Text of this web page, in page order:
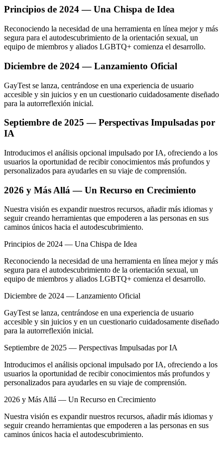
Principios de 2024 — Una Chispa de Idea
Reconociendo la necesidad de una herramienta en línea mejor y más
segura para el autodescubrimiento de la orientación sexual, un
equipo de miembros y aliados LGBTQ+ comienza el desarrollo.
Diciembre de 2024 — Lanzamiento Oficial
GayTest se lanza, centrándose en una experiencia de usuario
accesible y sin juicios y en un cuestionario cuidadosamente diseñado
para la autorreflexión inicial.
Septiembre de 2025 — Perspectivas Impulsadas por
IA
Introducimos el análisis opcional impulsado por IA, ofreciendo a los
usuarios la oportunidad de recibir conocimientos más profundos y
personalizados para ayudarles en su viaje de comprensión.
2026 y Más Allá — Un Recurso en Crecimiento
Nuestra visión es expandir nuestros recursos, añadir más idiomas y
seguir creando herramientas que empoderen a las personas en sus
caminos únicos hacia el autodescubrimiento.
Principios de 2024 — Una Chispa de Idea
Reconociendo la necesidad de una herramienta en línea mejor y más
segura para el autodescubrimiento de la orientación sexual, un
equipo de miembros y aliados LGBTQ+ comienza el desarrollo.
Diciembre de 2024 — Lanzamiento Oficial
GayTest se lanza, centrándose en una experiencia de usuario
accesible y sin juicios y en un cuestionario cuidadosamente diseñado
para la autorreflexión inicial.
Septiembre de 2025 — Perspectivas Impulsadas por IA
Introducimos el análisis opcional impulsado por IA, ofreciendo a los
usuarios la oportunidad de recibir conocimientos más profundos y
personalizados para ayudarles en su viaje de comprensión.
2026 y Más Allá — Un Recurso en Crecimiento
Nuestra visión es expandir nuestros recursos, añadir más idiomas y
seguir creando herramientas que empoderen a las personas en sus
caminos únicos hacia el autodescubrimiento.